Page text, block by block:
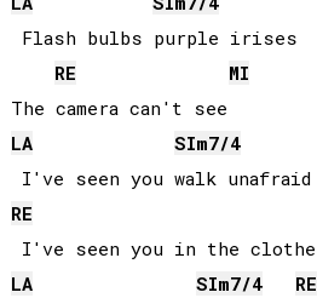
Flash bulbs purple irises
RE
MI
LA
SIm7/4
RE
LA
SIm7/4 RE